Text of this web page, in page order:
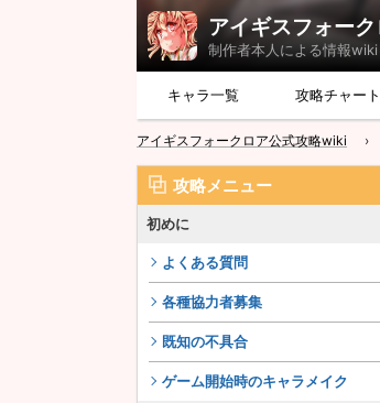
アイギスフォー
制作者本人による情報wiki
キャラ一覧 攻略チャート
アイギスフォークロア公式攻略wiki
攻略メニュー
初めに
よくある質問
各種協力者募集
既知の不具合
ゲーム開始時のキャラメイク